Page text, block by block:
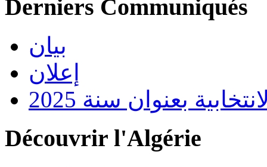
Derniers Communiqués
بيان
إعلان
بعنوان سنة 2025
Découvrir l'Algérie